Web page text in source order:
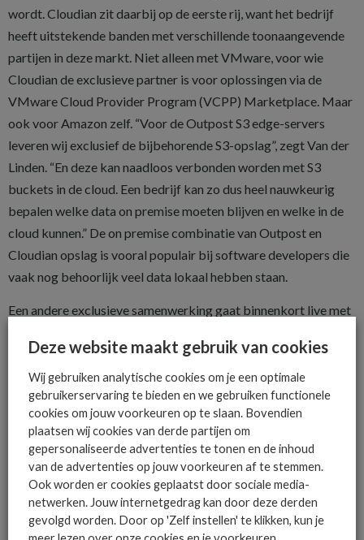
wordt. Cloudian zit daarbij op de eerste rij, want het bedrijf
heeft uitstekende banden met verschillende toonaangevende
partijen in deze markt. Niet alleen met VMware, voor wie
Cloudian de exclusieve partner is voor oplossingen via de
VMware Cloud Provider Program (VCPP) Marketplace. Maar
ook voor Amazon zelf. “Voor de Outpost S3 edge-servers
leveren wij exclusief de bijbehorende S3-opslag”, zegt Van der
Linden. “En deze kan naadloos verbonden ­worden met S3
buckets in de cloud. Een bedrijf kan zo dus heel nauwkeurig
bepalen welke data on premise moeten blijven en welke in de
cloud kunnen.” De on premise combinatie van Outpost en
Cloudian opslag is vooral populair bij software developers die
vaak nog behoorlijk veel data lokaal hebben staan.
Een andere exclusieve samenwerking gaat binnenkort live met
object storage de primaire opslag, en daarvoor leveren wij de
S3-oplossing.” Naast aanschaffen als on premise hardware-
investering – AWS Outpost plus Cloudian on premise OPEX-
uitgave – en als service via de marktplaats van diverse
leveranciers – zoals VMware, ­Microsoft en Amazon – is
Cloudian natuurlijk ook nog steeds leverbaar als clouddienst
bij ­lokale Managed Service Providers.
[Dit artikel is eerder gepubliceerd inChannelConnect juli
Deze website maakt gebruik van cookies
Wij gebruiken analytische cookies om je een optimale
gebruikerservaring te bieden en we gebruiken functionele
cookies om jouw voorkeuren op te slaan. Bovendien
plaatsen wij cookies van derde partijen om
gepersonaliseerde advertenties te tonen en de inhoud
van de advertenties op jouw voorkeuren af te stemmen.
Ook worden er cookies geplaatst door sociale media-
netwerken. Jouw internetgedrag kan door deze derden
gevolgd worden. Door op 'Zelf instellen' te klikken, kun je